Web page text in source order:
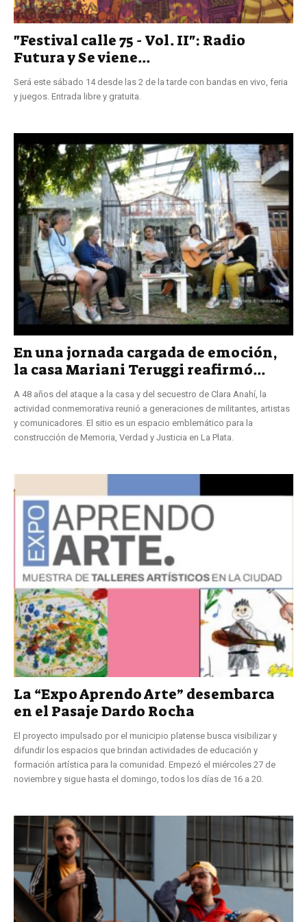
"Festival calle 75 - Vol. II": Radio
Futura y Se viene...
Será este sábado 14 desde las 2 de la tarde con bandas en vivo, feria
y juegos. Entrada libre y gratuita.
En una jornada cargada de emoción,
la casa Mariani Teruggi reafirmó...
A 48 años del ataque a la casa y del secuestro de Clara Anahí, la
actividad conmemorativa reunió a generaciones de militantes, artistas
y comunicadores. El sitio es un espacio emblemático para la
construcción de Memoria, Verdad y Justicia en La Plata.
La “Expo Aprendo Arte” desembarca
en el Pasaje Dardo Rocha
El proyecto impulsado por el municipio platense busca visibilizar y
difundir los espacios que brindan actividades de educación y
formación artística para la comunidad. Empezó el miércoles 27 de
noviembre y sigue hasta el domingo, todos los días de 16 a 20.